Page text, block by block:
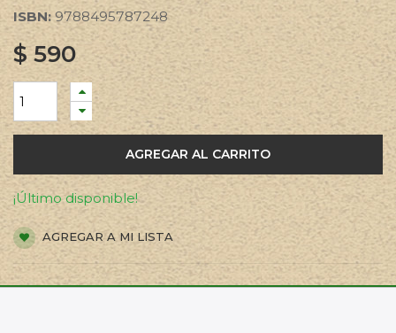
ISBN: 9788495787248
$590
AGREGAR AL CARRITO
¡Último disponible!
AGREGAR A MI LISTA